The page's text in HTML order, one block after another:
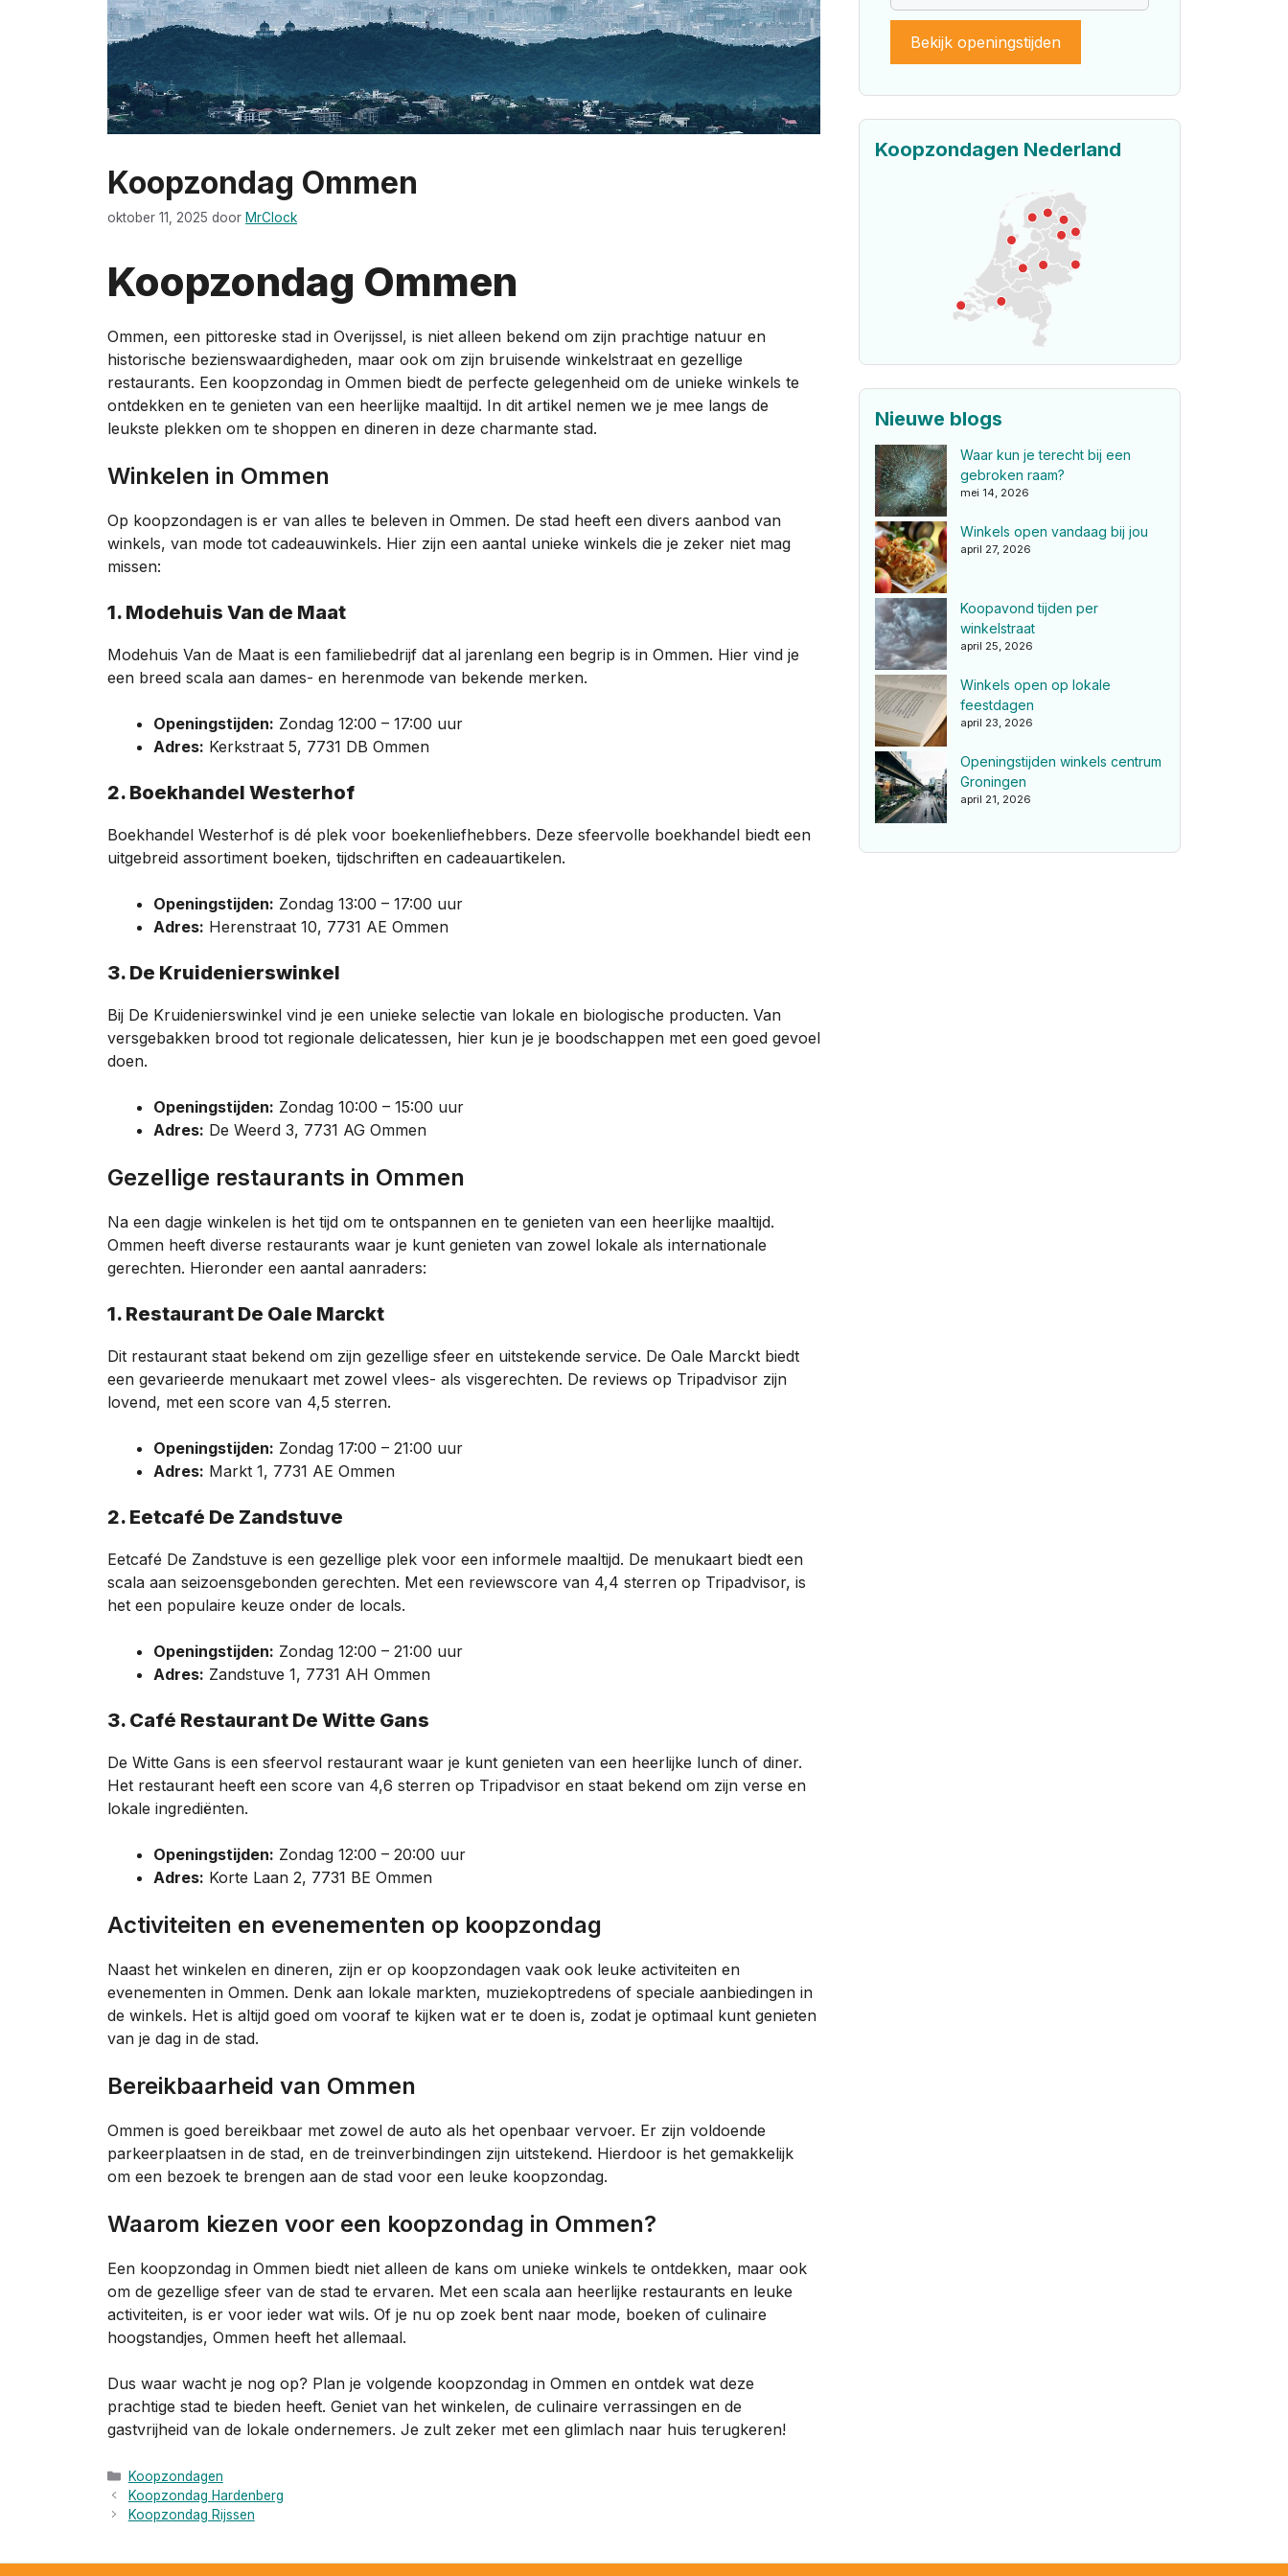
Koopzondag Ommen
oktober 11, 2025 door MrClock
Koopzondag Ommen
Ommen, een pittoreske stad in Overijssel, is niet alleen bekend om zijn prachtige natuur en
historische bezienswaardigheden, maar ook om zijn bruisende winkelstraat en gezellige
restaurants. Een koopzondag in Ommen biedt de perfecte gelegenheid om de unieke winkels te
ontdekken en te genieten van een heerlijke maaltijd. In dit artikel nemen we je mee langs de
leukste plekken om te shoppen en dineren in deze charmante stad.
Winkelen in Ommen
Op koopzondagen is er van alles te beleven in Ommen. De stad heeft een divers aanbod van
winkels, van mode tot cadeauwinkels. Hier zijn een aantal unieke winkels die je zeker niet mag
missen:
1. Modehuis Van de Maat
Modehuis Van de Maat is een familiebedrijf dat al jarenlang een begrip is in Ommen. Hier vind je
een breed scala aan dames- en herenmode van bekende merken.
Openingstijden: Zondag 12:00 – 17:00 uur
Adres: Kerkstraat 5, 7731 DB Ommen
2. Boekhandel Westerhof
Boekhandel Westerhof is dé plek voor boekenliefhebbers. Deze sfeervolle boekhandel biedt een
uitgebreid assortiment boeken, tijdschriften en cadeauartikelen.
Openingstijden: Zondag 13:00 – 17:00 uur
Adres: Herenstraat 10, 7731 AE Ommen
3. De Kruidenierswinkel
Bij De Kruidenierswinkel vind je een unieke selectie van lokale en biologische producten. Van
versgebakken brood tot regionale delicatessen, hier kun je je boodschappen met een goed gevoel
doen.
Openingstijden: Zondag 10:00 – 15:00 uur
Adres: De Weerd 3, 7731 AG Ommen
Gezellige restaurants in Ommen
Na een dagje winkelen is het tijd om te ontspannen en te genieten van een heerlijke maaltijd.
Ommen heeft diverse restaurants waar je kunt genieten van zowel lokale als internationale
gerechten. Hieronder een aantal aanraders:
1. Restaurant De Oale Marckt
Dit restaurant staat bekend om zijn gezellige sfeer en uitstekende service. De Oale Marckt biedt
een gevarieerde menukaart met zowel vlees- als visgerechten. De reviews op Tripadvisor zijn
lovend, met een score van 4,5 sterren.
Openingstijden: Zondag 17:00 – 21:00 uur
Adres: Markt 1, 7731 AE Ommen
2. Eetcafé De Zandstuve
Eetcafé De Zandstuve is een gezellige plek voor een informele maaltijd. De menukaart biedt een
scala aan seizoensgebonden gerechten. Met een reviewscore van 4,4 sterren op Tripadvisor, is
het een populaire keuze onder de locals.
Openingstijden: Zondag 12:00 – 21:00 uur
Adres: Zandstuve 1, 7731 AH Ommen
3. Café Restaurant De Witte Gans
De Witte Gans is een sfeervol restaurant waar je kunt genieten van een heerlijke lunch of diner.
Het restaurant heeft een score van 4,6 sterren op Tripadvisor en staat bekend om zijn verse en
lokale ingrediënten.
Openingstijden: Zondag 12:00 – 20:00 uur
Adres: Korte Laan 2, 7731 BE Ommen
Activiteiten en evenementen op koopzondag
Naast het winkelen en dineren, zijn er op koopzondagen vaak ook leuke activiteiten en
evenementen in Ommen. Denk aan lokale markten, muziekoptredens of speciale aanbiedingen in
de winkels. Het is altijd goed om vooraf te kijken wat er te doen is, zodat je optimaal kunt genieten
van je dag in de stad.
Bereikbaarheid van Ommen
Ommen is goed bereikbaar met zowel de auto als het openbaar vervoer. Er zijn voldoende
parkeerplaatsen in de stad, en de treinverbindingen zijn uitstekend. Hierdoor is het gemakkelijk
om een bezoek te brengen aan de stad voor een leuke koopzondag.
Waarom kiezen voor een koopzondag in Ommen?
Een koopzondag in Ommen biedt niet alleen de kans om unieke winkels te ontdekken, maar ook
om de gezellige sfeer van de stad te ervaren. Met een scala aan heerlijke restaurants en leuke
activiteiten, is er voor ieder wat wils. Of je nu op zoek bent naar mode, boeken of culinaire
hoogstandjes, Ommen heeft het allemaal.
Dus waar wacht je nog op? Plan je volgende koopzondag in Ommen en ontdek wat deze
prachtige stad te bieden heeft. Geniet van het winkelen, de culinaire verrassingen en de
gastvrijheid van de lokale ondernemers. Je zult zeker met een glimlach naar huis terugkeren!
Categorieën
Koopzondagen
Koopzondag Hardenberg
Koopzondag Rijssen
Bekijk openingstijden
Koopzondagen Nederland
Nieuwe blogs
Waar kun je terecht bij een
gebroken raam?
mei 14, 2026
Winkels open vandaag bij jou
april 27, 2026
Koopavond tijden per
winkelstraat
april 25, 2026
Winkels open op lokale
feestdagen
april 23, 2026
Openingstijden winkels centrum
Groningen
april 21, 2026